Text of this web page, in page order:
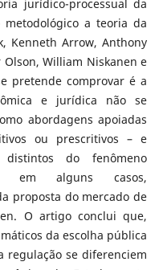
jurídico-processual da
a teoria da
Kenneth Arrow, Anthony
Olson, William Niskanen e
pretende comprovar é a
e jurídica não se
abordagens apoiadas
ou prescritivos – e
distintos do fenômeno
em alguns casos,
proposta do mercado de
O artigo conclui que,
da escolha pública
regulação se diferenciem